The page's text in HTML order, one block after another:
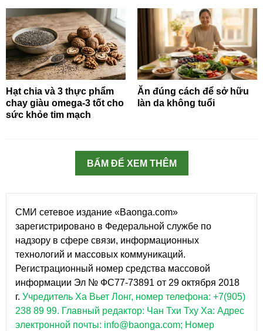
Hạt chia và 3 thực phẩm
chay giàu omega-3 tốt cho
sức khỏe tim mạch
Ăn đúng cách để sở hữu
làn da không tuổi
BẤM ĐỂ XEM THÊM
СМИ сетевое издание «Baonga.com»
зарегистрировано в Федеральной службе по
надзору в сфере связи, информационных
технологий и массовых коммуникаций.
Регистрационный номер средства массовой
информации Эл № ФС77-73891 от 29 октября 2018
г. Учредитель Ха Вьет Лонг, номер телефона: +7(905)
238 89 99. Главный редактор: Чан Тхи Тху Ха: Адрес
электронной почты: info@baonga.com; Номер